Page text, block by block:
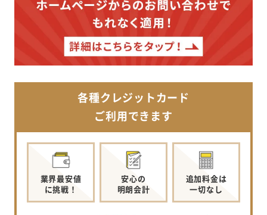
各種クレジットカード
ご利用できます
業界最安値
に挑戦！
安心の
明朗会計
追加料金は
一切なし